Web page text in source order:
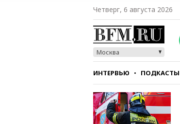
Четверг, 6 августа 2026
Москва
ИНТЕРВЬЮ ПОДКАСТЫ
СТИЛЬ ТЕСТЫ